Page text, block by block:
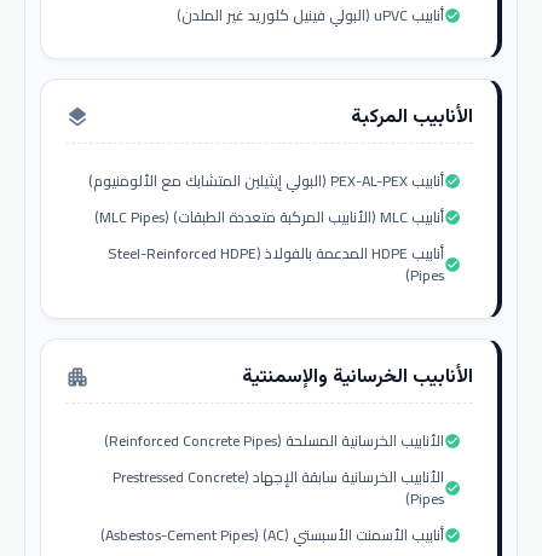
أنابيب uPVC (البولي فينيل كلوريد غير الملدن)check_circle
الأنابيب المركبة layers
أنابيب PEX-AL-PEX (البولي إيثيلين المتشابك مع الألومنيوم)check_circle
أنابيب MLC (الأنابيب المركبة متعددة الطبقات) (MLC Pipes)check_circle
أنابيب HDPE المدعمة بالفولاذ (Steel-Reinforced HDPE
Pipes)check_circle
الأنابيب الخرسانية والإسمنتية apartment
الأنابيب الخرسانية المسلحة (Reinforced Concrete Pipes)check_circle
الأنابيب الخرسانية سابقة الإجهاد (Prestressed Concrete
Pipes)check_circle
أنابيب الأسمنت الأسبستي (AC) (Asbestos-Cement Pipes)check_circle